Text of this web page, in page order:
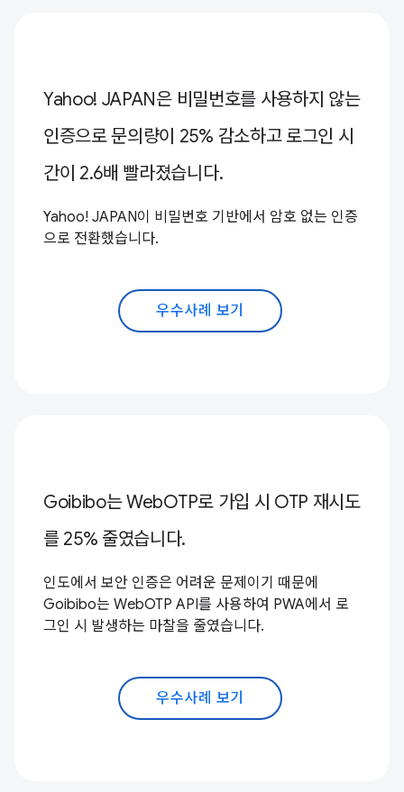
Yahoo! JAPAN은 비밀번호를 사용하지 않는
인증으로 문의량이 25% 감소하고 로그인 시
간이 2.6배 빨라졌습니다.
Yahoo! JAPAN이 비밀번호 기반에서 암호 없는 인증
으로 전환했습니다.
우수사례 보기
Goibibo는 WebOTP로 가입 시 OTP 재시도
를 25% 줄였습니다.
인도에서 보안 인증은 어려운 문제이기 때문에
Goibibo는 WebOTP API를 사용하여 PWA에서 로
그인 시 발생하는 마찰을 줄였습니다.
우수사례 보기